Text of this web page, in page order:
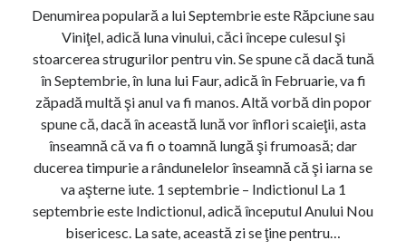
u
p
t
o
r
)
i
o
b
i
c
e
i
u
r
i
î
Denumirea populară a lui Septembrie este Răpciune sau
Viniţel, adică luna vinului, căci începe culesul şi
stoarcerea strugurilor pentru vin. Se spune că dacă tună
în Septembrie, în luna lui Faur, adică în Februarie, va fi
zăpadă multă şi anul va fi manos. Altă vorbă din popor
spune că, dacă în această lună vor înflori scaieţii, asta
înseamnă că va fi o toamnă lungă şi frumoasă; dar
ducerea timpurie a rândunelelor înseamnă că şi iarna se
va aşterne iute. 1 septembrie – Indictionul La 1
septembrie este Indictionul, adică începutul Anului Nou
bisericesc. La sate, această zi se ţine pentru…